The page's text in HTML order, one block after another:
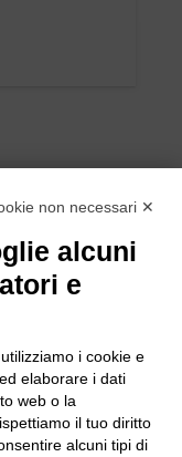
non necessari ✕
alcuni
e
i cookie e
elaborare i dati
web o la
il tuo diritto
alcuni tipi di